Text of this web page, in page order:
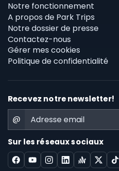
Notre fonctionnement
A propos de Park Trips
Notre dossier de presse
Contactez-nous
Gérer mes cookies
Politique de confidentialité
Recevez notre newsletter!
@
Sur les réseaux sociaux